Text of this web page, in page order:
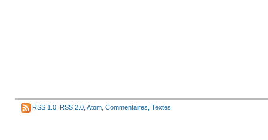
RSS 1.0 RSS 2.0 Atom Commentaires Textes